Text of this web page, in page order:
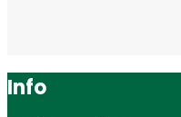
Info